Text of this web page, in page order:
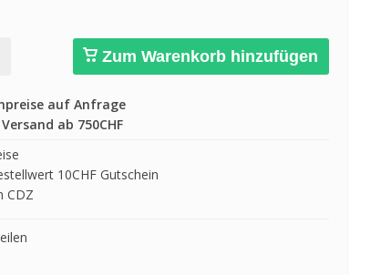
Zum Warenkorb hinzufügen
auf Anfrage
ab 750CHF
10CHF Gutschein
CDZ